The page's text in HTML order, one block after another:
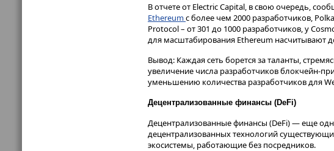
В отчете от Electric Capital, в свою очередь,
Ethereumс более чем 2000 разработчиков,
Protocol – от 301 до 1000 разработчиков, у
для масштабирования Ethereum насчитывают
Вывод: Каждая сеть борется за таланты,
увеличение числа разработчиков блокчейн-
уменьшению количества разработчиков для
Децентрализованные финансы (DeFi)
Децентрализованные финансы (DeFi) — еще
децентрализованных технологий
экосистемы, работающие без посредников.